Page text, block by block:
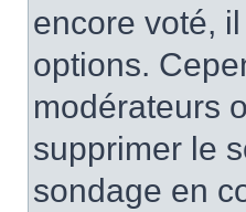
encore voté,
options.
modérateurs
supprimer le
sondage en